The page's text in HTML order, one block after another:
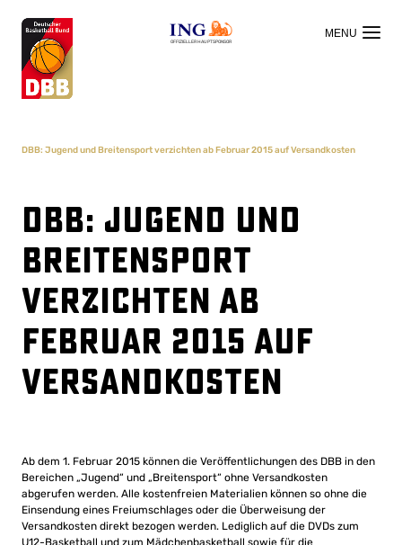
OFFIZIELLER HAUPTSPONSOR
DBB: Jugend und Breitensport verzichten ab Februar 2015 auf Versandkosten
DBB: Jugend und
Breitensport
verzichten ab
Februar 2015 auf
Versandkosten
Ab dem 1. Februar 2015 können die Veröffentlichungen des DBB in den
Bereichen „Jugend“ und „Breitensport“ ohne Versandkosten
abgerufen werden. Alle kostenfreien Materialien können so ohne die
Einsendung eines Freiumschlages oder die Überweisung der
Versandkosten direkt bezogen werden. Lediglich auf die DVDs zum
U12-Basketball und zum Mädchenbasketball sowie für die